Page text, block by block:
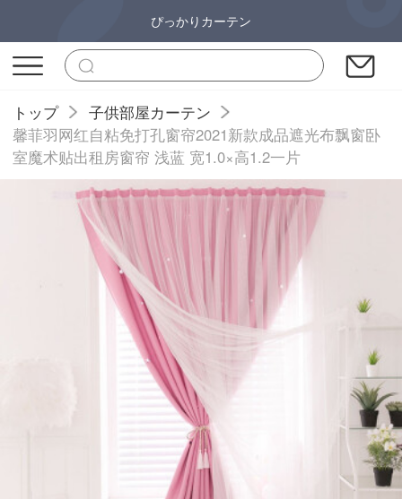
ぴっかりカーテン
トップ
子供部屋カーテン
馨菲羽网红自粘免打孔窗帘2021新款成品遮光布飘窗卧
室魔术贴出租房窗帘 浅蓝 宽1.0×高1.2一片